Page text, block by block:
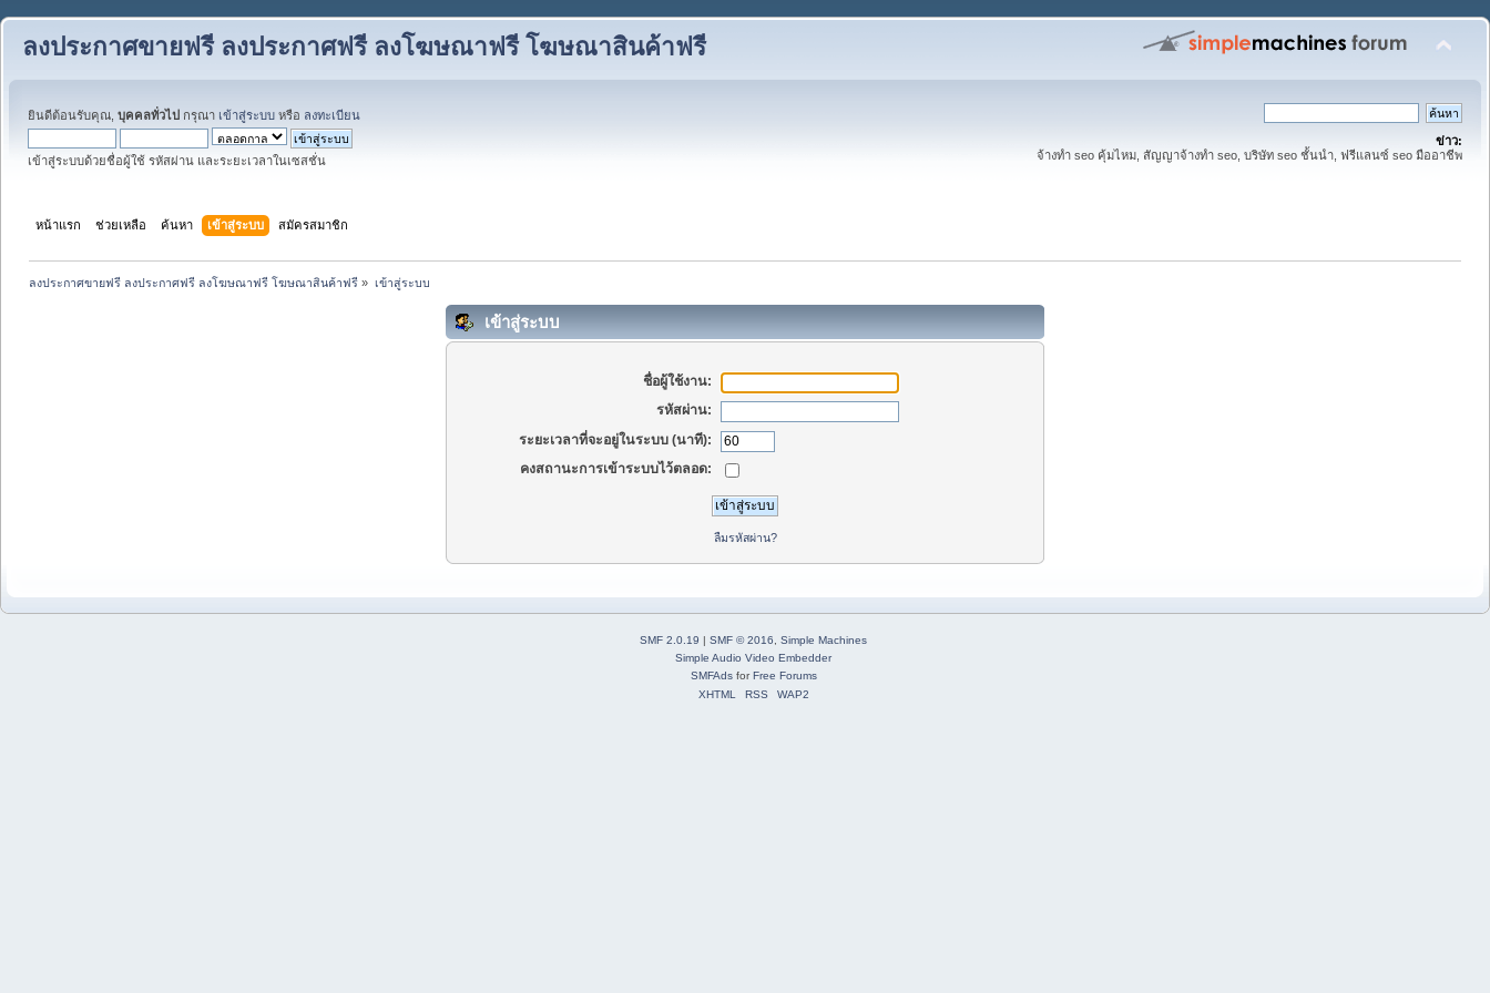
ลงประกาศขายฟรี ลงประกาศฟรี ลงโฆษณาฟรี โฆษณาสินค้าฟรี
ยินดีต้อนรับคุณ, บุคคลทั่วไป กรุณา เข้าสู่ระบบ หรือ ลงทะเบียน
เข้าสู่ระบบด้วยชื่อผู้ใช้ รหัสผ่าน และระยะเวลาในเซสชั่น
ข่าว:
จ้างทำ seo คุ้มไหม, สัญญาจ้างทำ seo, บริษัท seo ชั้นนำ, ฟรีแลนซ์ seo มืออาชีพ
หน้าแรก ช่วยเหลือ ค้นหา เข้าสู่ระบบ สมัครสมาชิก
ลงประกาศขายฟรี ลงประกาศฟรี ลงโฆษณาฟรี โฆษณาสินค้าฟรี » เข้าสู่ระบบ
เข้าสู่ระบบ
ชื่อผู้ใช้งาน:
รหัสผ่าน:
ระยะเวลาที่จะอยู่ในระบบ (นาที):
คงสถานะการเข้าระบบไว้ตลอด:
ลืมรหัสผ่าน?
SMF 2.0.19 SMF © 2016, Simple Machines
Simple Audio Video Embedder
SMFAdsfor Free Forums
XHTML
RSS WAP2